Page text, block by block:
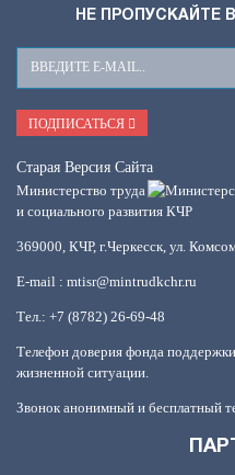
НЕ ПРОПУСКАЙТЕ
Ваш
E-
Mail
ПОДПИСАТЬСЯ
Старая Версия Сайта
Министерство труда
и социального развития КЧР
369000, КЧР, г.Черкесск, ул.
E-mail : mtisr@mintrudkchr.ru
Тел.: +7 (8782) 26-69-48
Телефон доверия фонда
жизненной ситуации.
Звонок анонимный и бесплатный